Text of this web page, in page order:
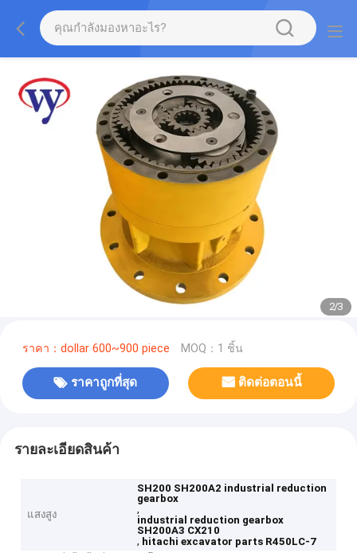
2/3
ราคา：dollar 600~900 piece MOQ：1 ชิ้น
ราคาถูกที่สุด ติดต่อตอนนี้
รายละเอียดสินค้า
แสงสูง
SH200 SH200A2 industrial reduction
gearbox
,
industrial reduction gearbox
SH200A3 CX210
, hitachi excavator parts R450LC-7